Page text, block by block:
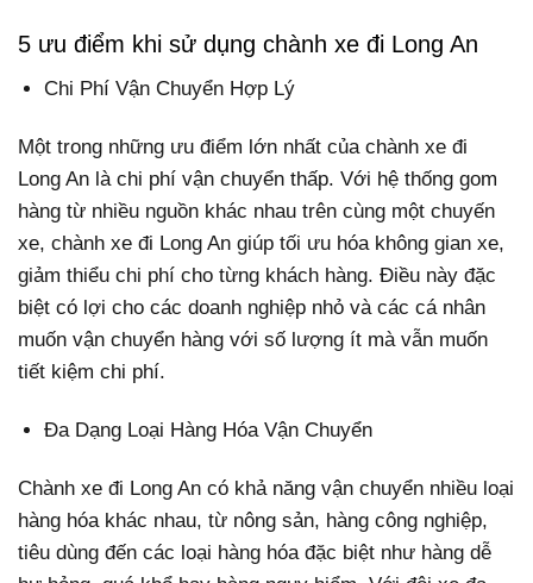
5 ưu điểm khi sử dụng chành xe đi Long An
Chi Phí Vận Chuyển Hợp Lý
Một trong những ưu điểm lớn nhất của chành xe đi
Long An là chi phí vận chuyển thấp. Với hệ thống gom
hàng từ nhiều nguồn khác nhau trên cùng một chuyến
xe, chành xe đi Long An giúp tối ưu hóa không gian xe,
giảm thiểu chi phí cho từng khách hàng. Điều này đặc
biệt có lợi cho các doanh nghiệp nhỏ và các cá nhân
muốn vận chuyển hàng với số lượng ít mà vẫn muốn
tiết kiệm chi phí.
Đa Dạng Loại Hàng Hóa Vận Chuyển
Chành xe đi Long An có khả năng vận chuyển nhiều loại
hàng hóa khác nhau, từ nông sản, hàng công nghiệp,
tiêu dùng đến các loại hàng hóa đặc biệt như hàng dễ